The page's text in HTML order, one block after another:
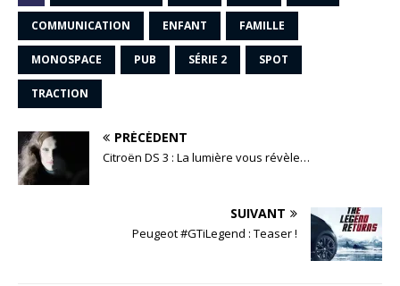
COMMUNICATION ENFANT FAMILLE
MONOSPACE PUB SÉRIE 2 SPOT
TRACTION
PRÉCÉDENT
Citroën DS 3 : La lumière vous révèle…
SUIVANT
Peugeot #GTiLegend : Teaser !